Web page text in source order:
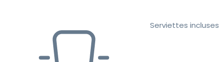
Serviettes incluses